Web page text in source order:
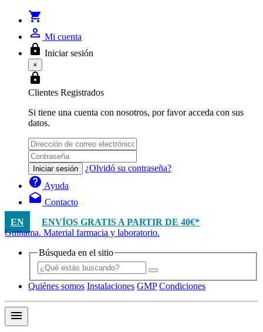
shopping_cart
person_outline Mi cuenta
lock Iniciar sesión
×
lock
Clientes Registrados
Si tiene una cuenta con nosotros, por favor acceda con sus
datos.
Iniciar sesión ¿Olvidó su contraseña?
help Ayuda
drafts Contacto
EN
ENVÍOS GRATIS A PARTIR DE 40€*
Guinama. Material farmacia y laboratorio.
Búsqueda en el sitio
Quiénes somos Instalaciones GMP Condiciones
menu